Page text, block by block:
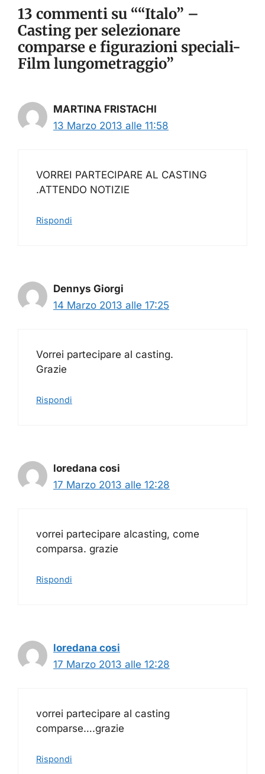
13 commenti su ““Italo” –
Casting per selezionare
comparse e figurazioni speciali-
Film lungometraggio”
MARTINA FRISTACHI
13 Marzo 2013 alle 11:58
VORREI PARTECIPARE AL CASTING
.ATTENDO NOTIZIE
Rispondi
Dennys Giorgi
14 Marzo 2013 alle 17:25
Vorrei partecipare al casting.
Grazie
Rispondi
loredana cosi
17 Marzo 2013 alle 12:28
vorrei partecipare alcasting, come
comparsa. grazie
Rispondi
loredana cosi
17 Marzo 2013 alle 12:28
vorrei partecipare al casting
comparse….grazie
Rispondi